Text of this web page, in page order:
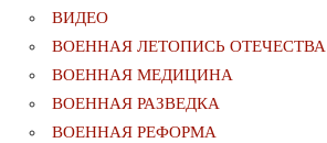
ВИДЕО
ВОЕННАЯ ЛЕТОПИСЬ ОТЕЧЕСТВА
ВОЕННАЯ МЕДИЦИНА
ВОЕННАЯ РАЗВЕДКА
ВОЕННАЯ РЕФОРМА